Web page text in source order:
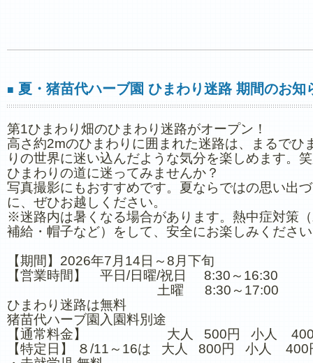
■ 夏・猪苗代ハーブ園 ひまわり迷路 期間のお知
第1ひまわり畑のひまわり迷路がオープン！
高さ約2mのひまわりに囲まれた迷路は、まるでひ
りの世界に迷い込んだような気分を楽しめます。
ひまわりの道に迷ってみませんか？
写真撮影にもおすすめです。夏ならではの思い出
に、ぜひお越しください。
※迷路内は暑くなる場合があります。熱中症対策
補給・帽子など）をして、安全にお楽しみくださ
【期間】2026年7月14日～8月下旬
【営業時間】 平日/日曜/祝日 8:30～16:30
土曜 8:30～17:00
ひまわり迷路は無料
猪苗代ハーブ園入園料別途
【通常料金】 大人 500円 小人 400
【特定日】 ８/11～16は 大人 800円 小人 400